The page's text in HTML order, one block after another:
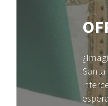
Santa